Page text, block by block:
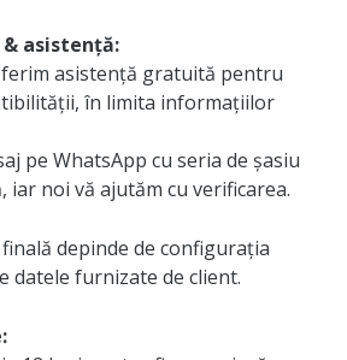
asistență:
asistență gratuită pentru
în limita informațiilor
pe WhatsApp cu seria de șasiu
iar noi vă ajutăm cu verificarea.
depinde de configurația
datele furnizate de client.